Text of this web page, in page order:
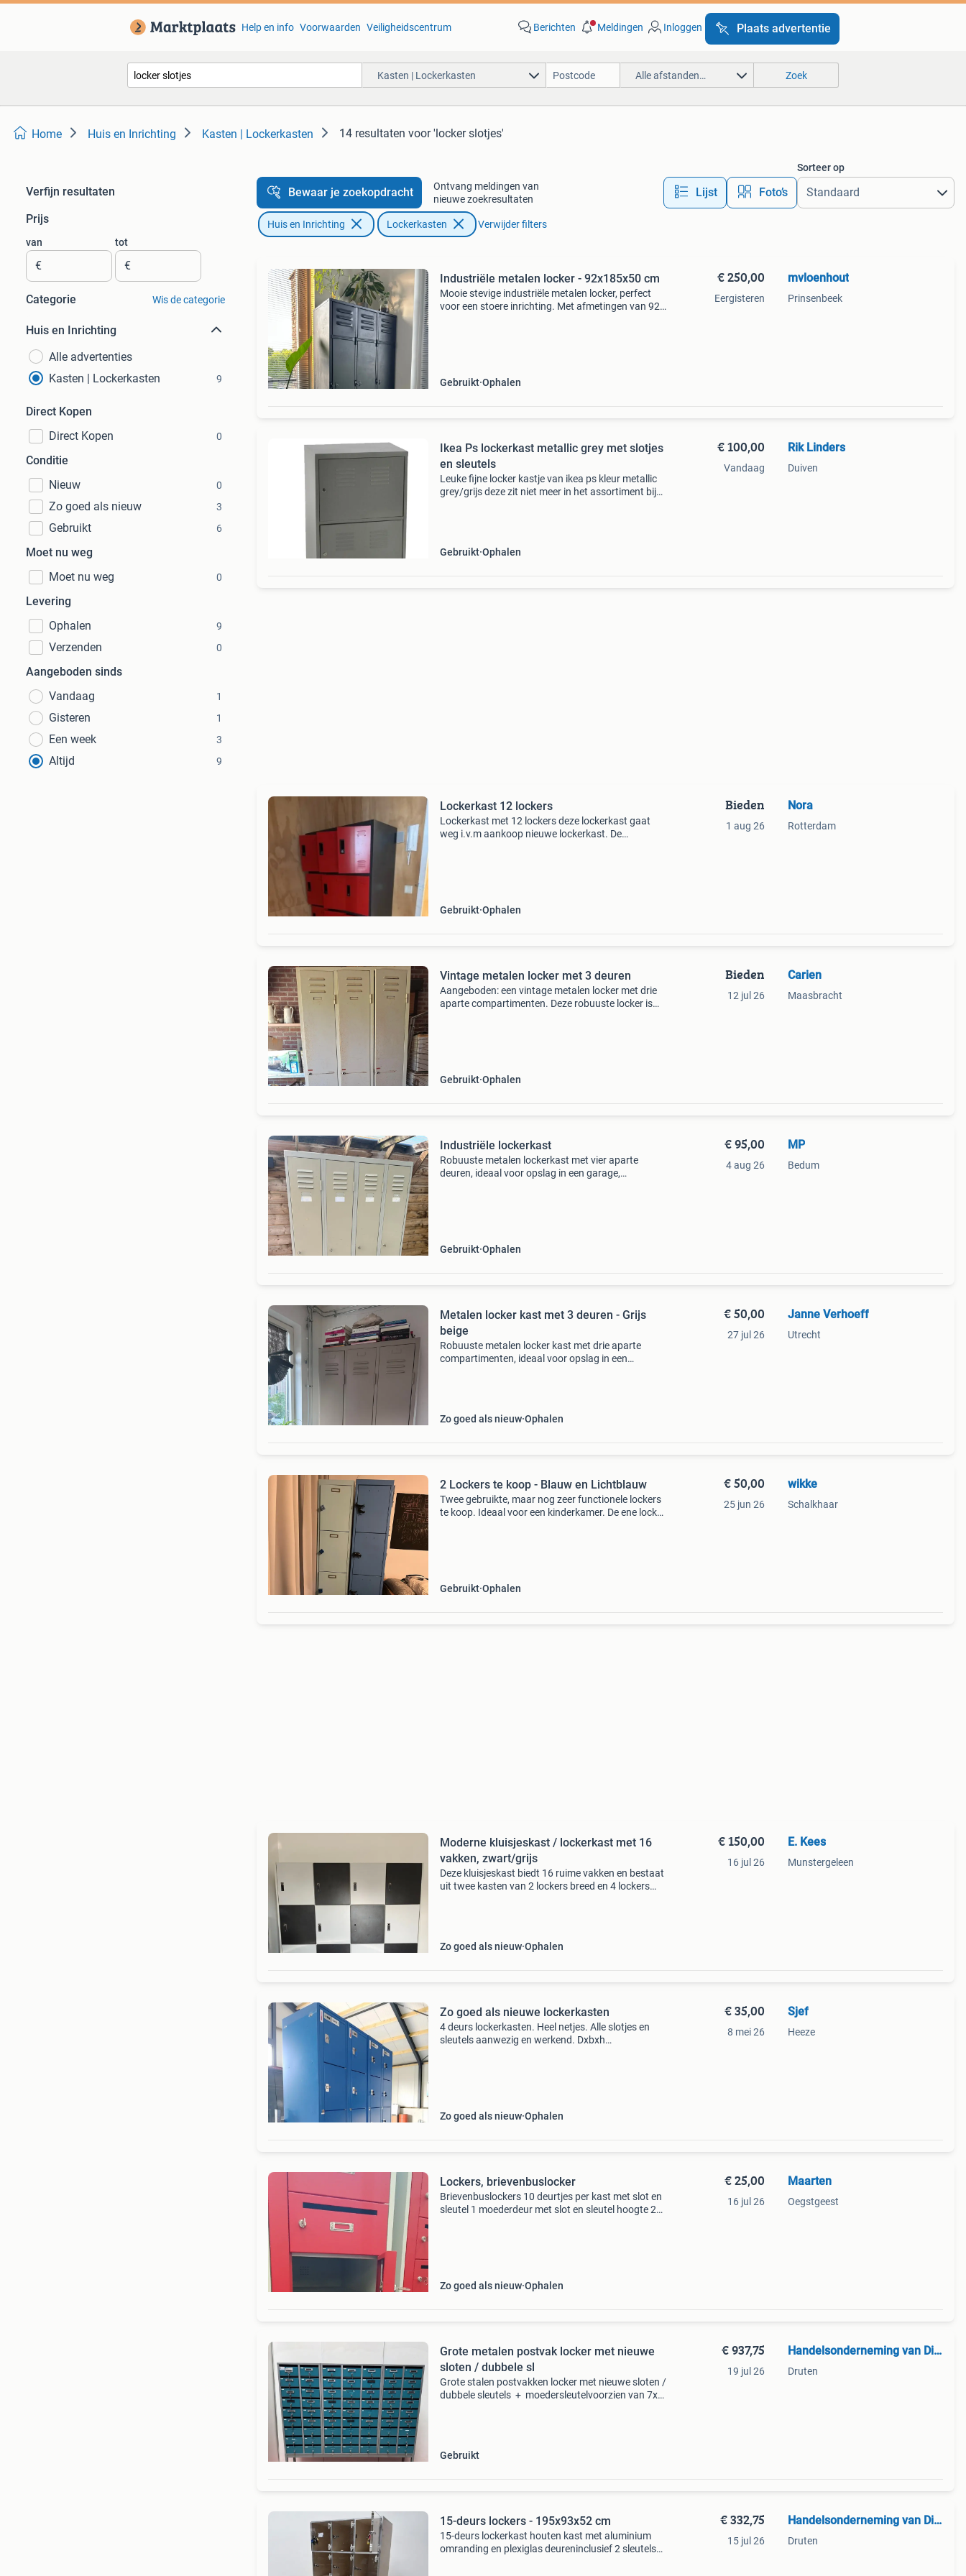
Help en info Voorwaarden Veiligheidscentrum Berichten Meldingen Inloggen Plaats advertentie
Kasten | Lockerkasten Alle afstanden… Zoek
Home Huis en Inrichting Kasten | Lockerkasten 14 resultaten voor 'locker slotjes'
Verfijn resultaten
Prijs
van
€
tot
€
Categorie Wis de categorie
Huis en Inrichting
Alle advertenties
Kasten | Lockerkasten
9
Direct Kopen
Direct Kopen
0
Conditie
Nieuw
0
Zo goed als nieuw 3
Gebruikt 6
Moet nu weg
Moet nu weg
0
Levering
Ophalen
9
Verzenden 0
Aangeboden sinds
Vandaag
1
Gisteren 1
Een week 3
Altijd 9
Bewaar je zoekopdracht
Ontvang meldingen van
nieuwe zoekresultaten
Lijst Foto’s
Sorteer op
Huis en Inrichting Lockerkasten Verwijder filters
Industriële metalen locker - 92x185x50 cm
Mooie stevige industriële metalen locker, perfect
voor een stoere inrichting. Met afmetingen van 92
Gebruikt Ophalen
€ 250,00
Eergisteren
mvloenhout
Prinsenbeek
Ikea Ps lockerkast metallic grey met slotjes
en sleutels
Leuke fijne locker kastje van ikea ps kleur metallic
grey/grijs deze zit niet meer in het assortiment bij
Gebruikt Ophalen
€ 100,00
Vandaag
Rik Linders
Duiven
Lockerkast 12 lockers
Lockerkast met 12 lockers deze lockerkast gaat
weg i.v.m aankoop nieuwe lockerkast. De
Gebruikt Ophalen
Bieden
1 aug 26
Nora
Rotterdam
Vintage metalen locker met 3 deuren
Aangeboden: een vintage metalen locker met drie
aparte compartimenten. Deze robuuste locker is
Gebruikt Ophalen
Bieden
12 jul 26
Carien
Maasbracht
Industriële lockerkast
Robuuste metalen lockerkast met vier aparte
deuren, ideaal voor opslag in een garage,
Gebruikt Ophalen
€ 95,00
4 aug 26
MP
Bedum
Metalen locker kast met 3 deuren - Grijs
beige
Robuuste metalen locker kast met drie aparte
compartimenten, ideaal voor opslag in een
Zo goed als nieuw Ophalen
€ 50,00
27 jul 26
Janne Verhoeff
Utrecht
2 Lockers te koop - Blauw en Lichtblauw
Twee gebruikte, maar nog zeer functionele lockers
te koop. Ideaal voor een kinderkamer. De ene locker
Gebruikt Ophalen
€ 50,00
25 jun 26
wikke
Schalkhaar
Moderne kluisjeskast / lockerkast met 16
vakken, zwart/grijs
Deze kluisjeskast biedt 16 ruime vakken en bestaat
uit twee kasten van 2 lockers breed en 4 lockers
Zo goed als nieuw Ophalen
€ 150,00
16 jul 26
E. Kees
Munstergeleen
Zo goed als nieuwe lockerkasten
4 deurs lockerkasten. Heel netjes. Alle slotjes en
sleutels aanwezig en werkend. Dxbxh
Zo goed als nieuw Ophalen
€ 35,00
8 mei 26
Sjef
Heeze
Lockers, brievenbuslocker
Brievenbuslockers 10 deurtjes per kast met slot en
sleutel 1 moederdeur met slot en sleutel hoogte 210
Zo goed als nieuw Ophalen
€ 25,00
16 jul 26
Maarten
Oegstgeest
Grote metalen postvak locker met nieuwe
sloten / dubbele sl
Grote stalen postvakken locker met nieuwe sloten /
dubbele sleutels + moedersleutelvoorzien van 7x9
Gebruikt
€ 937,75
19 jul 26
Handelsonderneming van Dinteren
Druten
15-deurs lockers - 195x93x52 cm
15-deurs lockerkast houten kast met aluminium
omranding en plexiglas deureninclusief 2 sleutels
€ 332,75
15 jul 26
Handelsonderneming van Dinteren
Druten